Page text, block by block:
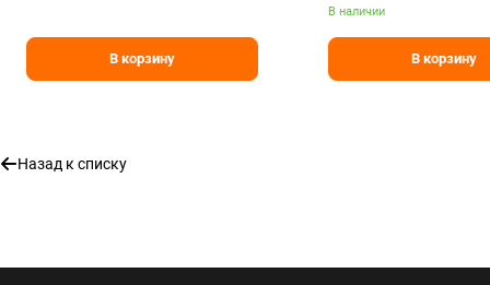
В корзину
В наличии
В корзину
Назад к списку